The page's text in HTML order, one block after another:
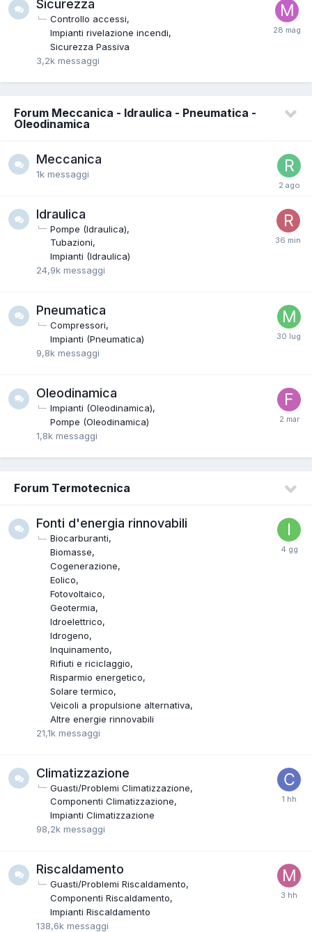
Sicurezza
Controllo accessi
Impianti rivelazione incendi
Sicurezza Passiva
3,2k messaggi
Forum Meccanica - Idraulica - Pneumatica -
Oleodinamica
Meccanica
1k messaggi
Idraulica
Pompe (Idraulica)
Tubazioni
Impianti (Idraulica)
24,9k messaggi
Pneumatica
Compressori
Impianti (Pneumatica)
9,8k messaggi
Oleodinamica
Impianti (Oleodinamica)
Pompe (Oleodinamica)
1,8k messaggi
Forum Termotecnica
Fonti d'energia rinnovabili
Biocarburanti
Biomasse
Cogenerazione
Eolico
Fotovoltaico
Geotermia
Idroelettrico
Idrogeno
Inquinamento
Rifiuti e riciclaggio
Risparmio energetico
Solare termico
Veicoli a propulsione alternativa
Altre energie rinnovabili
21,1k messaggi
Climatizzazione
Guasti/Problemi Climatizzazione
Componenti Climatizzazione
Impianti Climatizzazione
98,2k messaggi
Riscaldamento
Guasti/Problemi Riscaldamento
Componenti Riscaldamento
Impianti Riscaldamento
138,6k messaggi